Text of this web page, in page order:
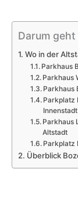
Darum geht
Wo in der
Parkhaus
Parkhaus
Parkhaus
Parkplatz
Innenstadt
Parkhaus
Altstadt
Parkplatz
Überblick